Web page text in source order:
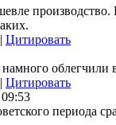
производство.
| Цитировать
облегчили
| Цитировать
периода